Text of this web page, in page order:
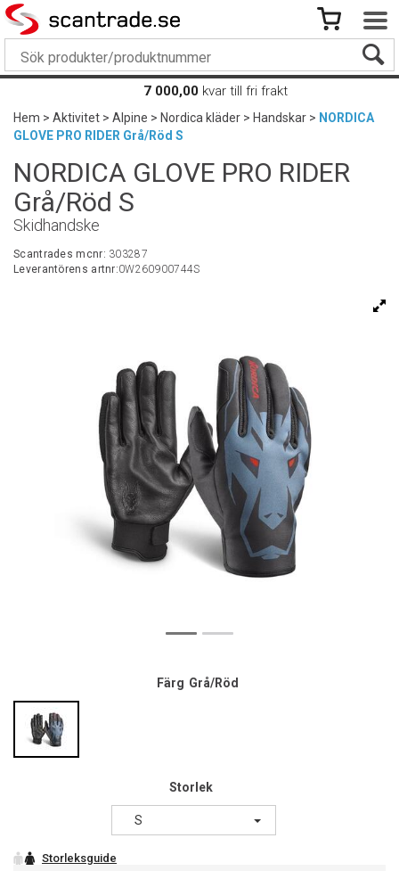
7 000,00 kvar till fri frakt
Hem>Aktivitet>Alpine>Nordica kläder>Handskar> NORDICA
GLOVE PRO RIDER Grå/Röd S
NORDICA GLOVE PRO RIDER
Grå/Röd S
Skidhandske
Scantrades mcnr: 303287
Leverantörens artnr:0W260900744S
Färg Grå/Röd
Storlek
S